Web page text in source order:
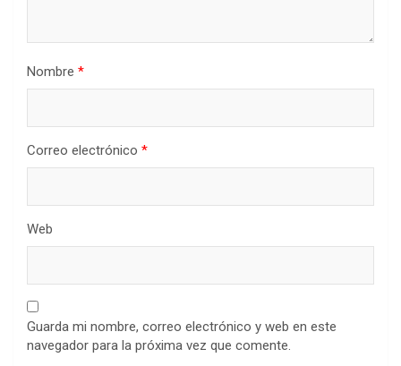
Nombre *
Correo electrónico *
Web
Guarda mi nombre, correo electrónico y web en este
navegador para la próxima vez que comente.